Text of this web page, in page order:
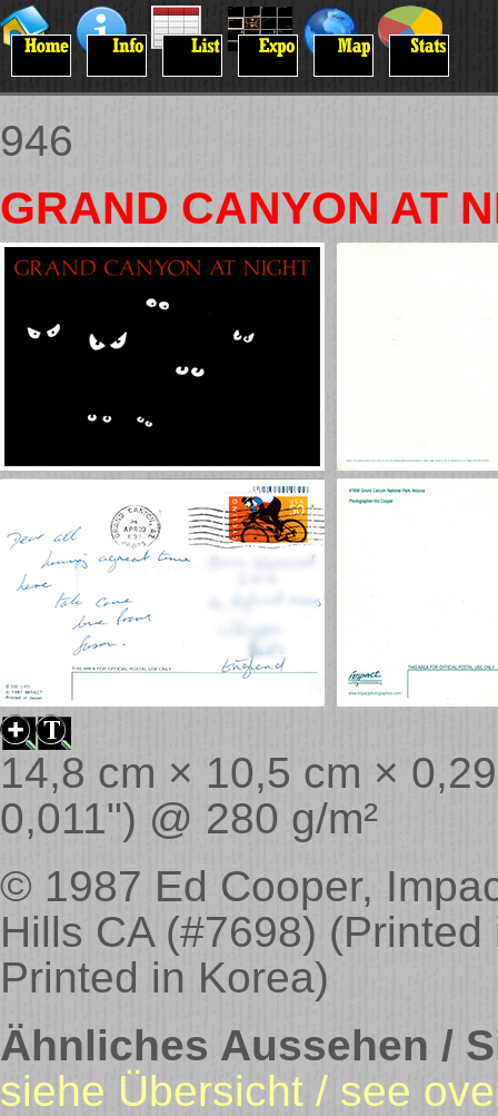
946
GRAND CANYON AT
14,8 cm × 10,5 cm ×
0,011") @ 280 g/m²
© 1987 Ed Cooper,
Hills CA (#7698)
Printed in Korea)
Ähnliches Aussehen /
siehe Übersicht / see